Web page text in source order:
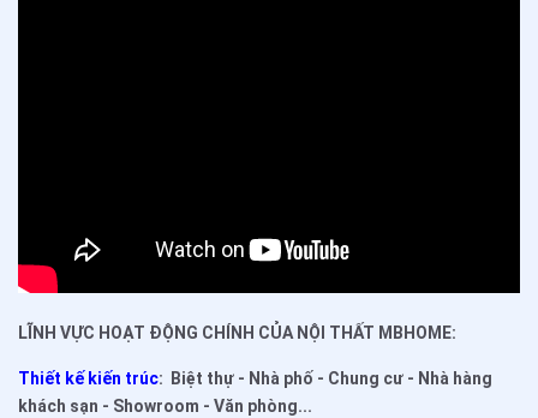
LĨNH VỰC HOẠT ĐỘNG CHÍNH CỦA NỘI THẤT MBHOME:
Thiết kế kiến trúc: Biệt thự - Nhà phố - Chung cư - Nhà hàng
khách sạn - Showroom - Văn phòng...